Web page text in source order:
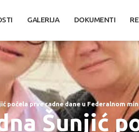
GALERIJA DOKUMENTI
počela prve radne dane u Federalnom
Šunjić